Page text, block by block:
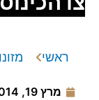
ראשי
מרץ 19, 2014